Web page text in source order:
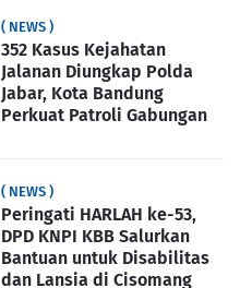
( NEWS )
352 Kasus Kejahatan
Jalanan Diungkap Polda
Jabar, Kota Bandung
Perkuat Patroli Gabungan
( NEWS )
Peringati HARLAH ke-53,
DPD KNPI KBB Salurkan
Bantuan untuk Disabilitas
dan Lansia di Cisomang